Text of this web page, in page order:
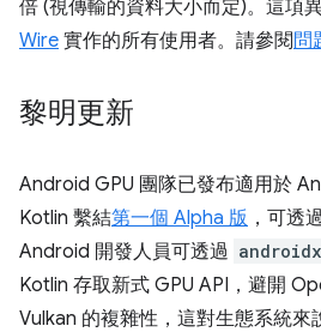
倍 (視傳輸的資料大小而定)。這項
Wire 實作的所有使用者。請參閱 問
黎明更新
Android GPU 團隊已發布適用於
Kotlin 繫結第一個 Alpha 版 ，可透
Android 開發人員可透過
Kotlin 存取新式 GPU API，避開
Vulkan 的複雜性，這對生態系統來